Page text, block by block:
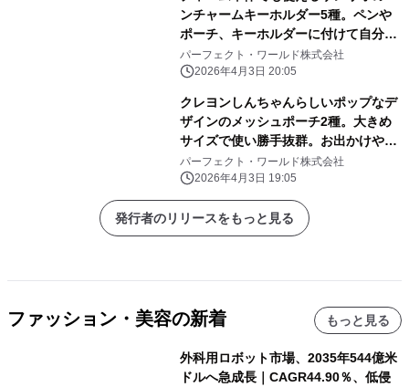
ンチャームキーホルダー5種。ペンや
ポーチ、キーホルダーに付けて自分だ
けのアレンジしよう
パーフェクト・ワールド株式会社
2026年4月3日 20:05
クレヨンしんちゃんらしいポップなデ
ザインのメッシュポーチ2種。大きめ
サイズで使い勝手抜群。お出かけや旅
行にぜひ！
パーフェクト・ワールド株式会社
2026年4月3日 19:05
発行者のリリースをもっと見る
ファッション・美容の新着 もっと見る
外科用ロボット市場、2035年544億米
ドルへ急成長｜CAGR44.90％、低侵